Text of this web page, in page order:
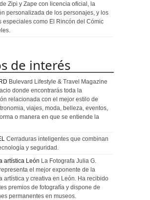
Zipi y Zape con licencia oficial, la
personalizada de los personajes, y los
especiales como El Rincón del Cómic
de interés
Bulevard Lifestyle & Travel Magazine
donde encontrarás toda la
relacionada con el mejor estilo de
viajes, moda, belleza, eventos,
o manera en que se entiende la
Cerraduras inteligentes que combinan
y seguridad.
artística León La Fotografa Julia G.
el mejor exponente de la
artística y creativa en León. Ha recibido
premios de fotografía y dispone de
permanentes en museos.